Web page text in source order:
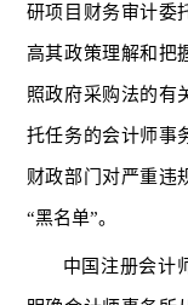
研项目财务审计委
高其政策理解和把
照政府采购法的有
托任务的会计师事
财政部门对严重违
“黑名单”。
中国注册会计